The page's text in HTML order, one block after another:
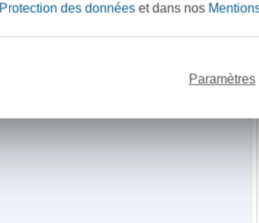
Protection des donnéeset dans nos
Paramètres